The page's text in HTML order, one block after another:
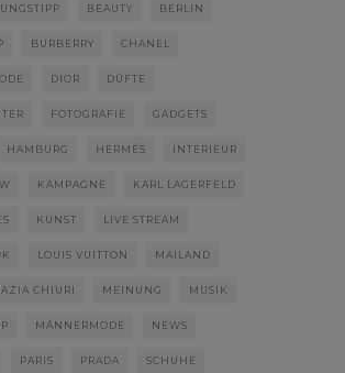
BEAUTY BERLIN
BURBERRY CHANEL
DIOR DÜFTE
FOTOGRAFIE GADGETS
HAMBURG HERMÈS INTERIEUR
KAMPAGNE KARL LAGERFELD
KUNST LIVE STREAM
LOUIS VUITTON MAILAND
CHIURI MEINUNG MUSIK
MÄNNERMODE NEWS
PARIS PRADA SCHUHE